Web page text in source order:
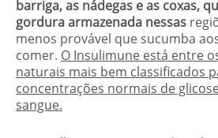
barriga, as nádegas e as coxas,
gordura armazenada nessas
menos provável que sucumba
comer. O Insulimune está entre
naturais mais bem classificados
concentrações normais de
sangue.